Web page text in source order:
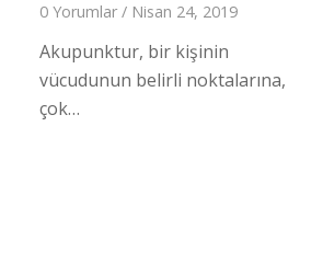
0 Yorumlar / Nisan 24, 2019
Akupunktur, bir kişinin
vücudunun belirli noktalarına,
çok…